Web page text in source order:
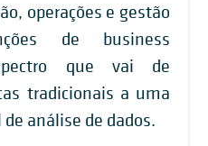
operações e gestão
de business
que vai de
tradicionais a uma
análise de dados.